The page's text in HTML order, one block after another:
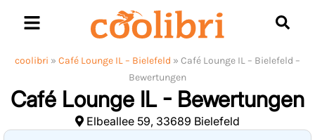
coolibri » Café Lounge IL – Bielefeld » Café Lounge IL – Bielefeld –
Bewertungen
Café Lounge IL - Bewertungen
Elbeallee 59, 33689 Bielefeld